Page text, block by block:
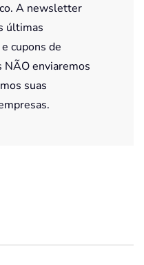
A newsletter
últimas
cupons de
NÃO enviaremos
suas